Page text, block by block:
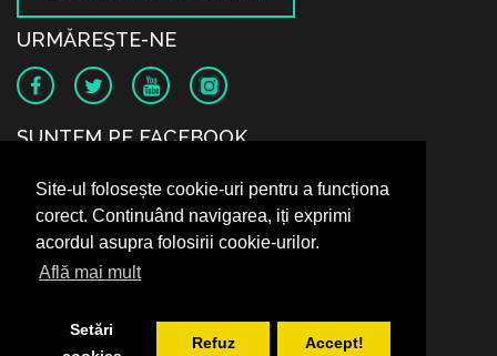
Site-ul folosește cookie-uri pentru a funcționa
corect. Continuând navigarea, iți exprimi
acordul asupra folosirii cookie-urilor.
Află mai mult
Setări
Refuz Accept!
URMĂREŞTE-NE
SUNTEM PE FACEBOOK